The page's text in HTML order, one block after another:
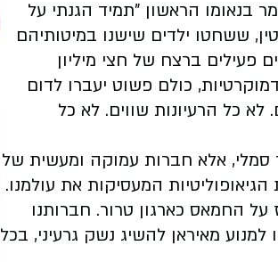
בנאומו הראשון "תמיד הגנתי על
ששחטו ילדים שישנו במיטותיהם
פעילים ברצח של חצי מיליון
כולם פשוט יעברו לדום
כל הרעיונות שווים. לא כל
סמלי, אלא חברות עמוקה ומעשית של
הגיאופוליטיות המעסיקות את עולמנו.
החמאס כארגון טרור. חברותנו
מאיראן להשיג נשק גרעיני, בכל